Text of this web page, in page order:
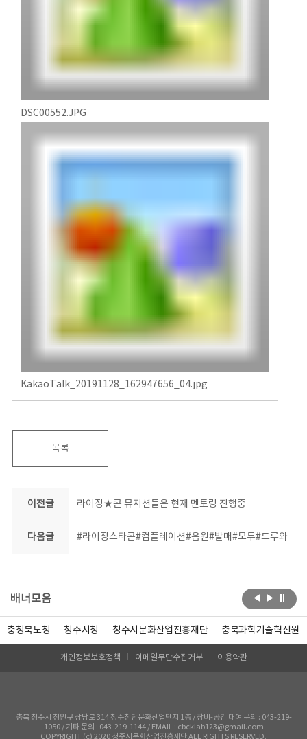
DSC00552.JPG
KakaoTalk_20191128_162947656_04.jpg
목록
이전글 라이징★콘 뮤지션들은 현재 멘토링 진행중
다음글 #라이징스타콘#컴플레이션#음원#발매#모두#드루와
배너모음
충청북도청 청주시청 청주시문화산업진흥재단 충북과학기술혁신원
개인정보보호정책 이메일무단수집거부 이용약관
충북 청주시 청원구 상당로 314 청주첨단문화산업단지 1층 / 장비-공간 대여 문의 : 043-219-
1050 / 기타 문의 : 043-219-1144 / EMAIL : cbcklab123@gmail.com
COPYRIGHT (c) 2020 청주시문화산업진흥재단 ALL RIGHTS RESERVED.